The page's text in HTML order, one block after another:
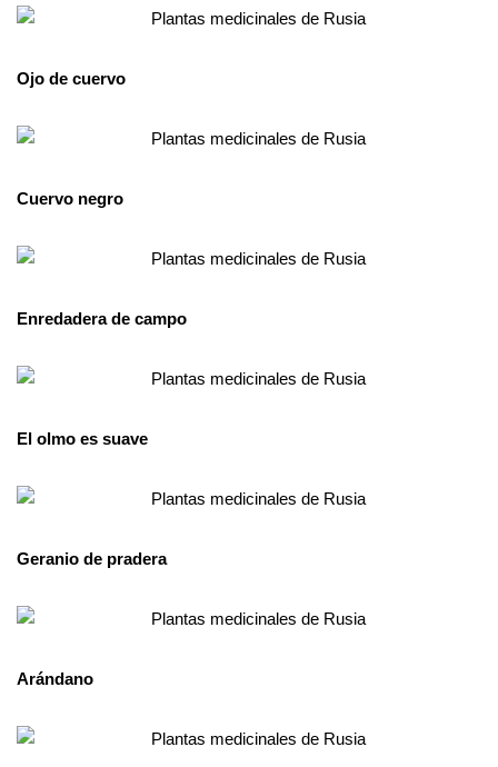
Ojo de cuervo
Cuervo negro
Enredadera de campo
El olmo es suave
Geranio de pradera
Arándano